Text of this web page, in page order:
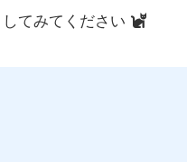
てみてください